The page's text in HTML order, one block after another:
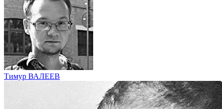
Тимур ВАЛЕЕВ